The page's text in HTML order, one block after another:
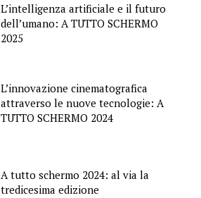
L’intelligenza artificiale e il futuro
dell’umano: A TUTTO SCHERMO
2025
L’innovazione cinematografica
attraverso le nuove tecnologie: A
TUTTO SCHERMO 2024
A tutto schermo 2024: al via la
tredicesima edizione